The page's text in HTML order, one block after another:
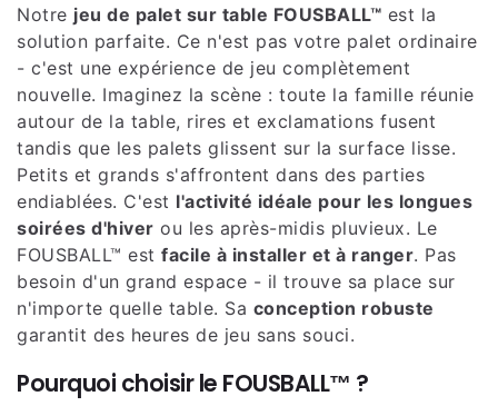
Notre jeu de palet sur table FOUSBALL™ est la
solution parfaite. Ce n'est pas votre palet ordinaire
- c'est une expérience de jeu complètement
nouvelle. Imaginez la scène : toute la famille réunie
autour de la table, rires et exclamations fusent
tandis que les palets glissent sur la surface lisse.
Petits et grands s'affrontent dans des parties
endiablées. C'est l'activité idéale pour les longues
soirées d'hiver ou les après-midis pluvieux. Le
FOUSBALL™ est facile à installer et à ranger. Pas
besoin d'un grand espace - il trouve sa place sur
n'importe quelle table. Sa conception robuste
garantit des heures de jeu sans souci.
Pourquoi choisir le FOUSBALL™ ?